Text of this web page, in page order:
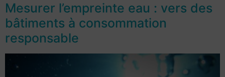
Mesurer l’empreinte eau : vers des
bâtiments à consommation
responsable